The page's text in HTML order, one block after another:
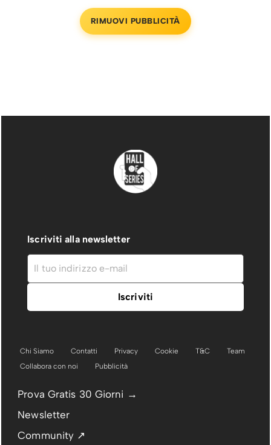
RIMUOVI PUBBLICITÀ
Iscriviti alla newsletter
Chi Siamo Contatti Privacy Cookie T&C
Team
Collabora con noi
Pubblicità
Prova Gratis 30 Giorni →
Newsletter
Community ↗